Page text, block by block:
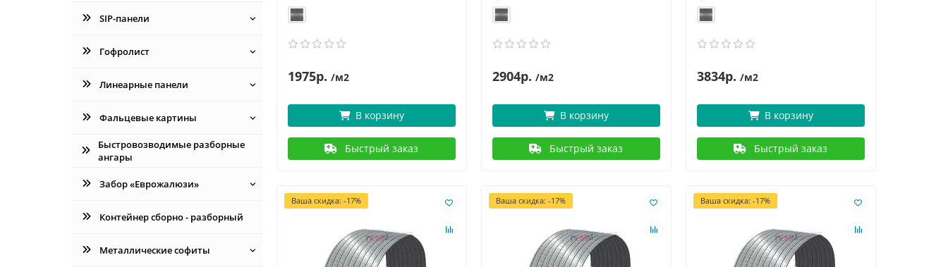
SIP-панели
Гофролист
Линеарные панели
Фальцевые картины
Быстровозводимые разборные
ангары
Забор «Еврожалюзи»
Контейнер сборно - разборный
Металлические софиты
1975р. /м2
В корзину
Быстрый заказ
2904р. /м2
В корзину
Быстрый заказ
3834р. /м2
В корзину
Быстрый заказ
Ваша скидка: -17% Ваша скидка: -17% Ваша скидка: -17%